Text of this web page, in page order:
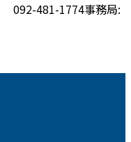
092-481-1774事務局: